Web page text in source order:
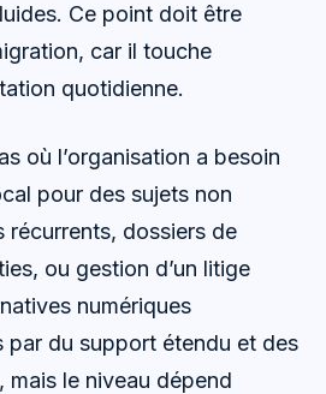
Ce point doit être
car il touche
quotidienne.
où l’organisation a besoin
pour des sujets non
récurrents, dossiers de
ou gestion d’un litige
numériques
par du support étendu et des
mais le niveau dépend